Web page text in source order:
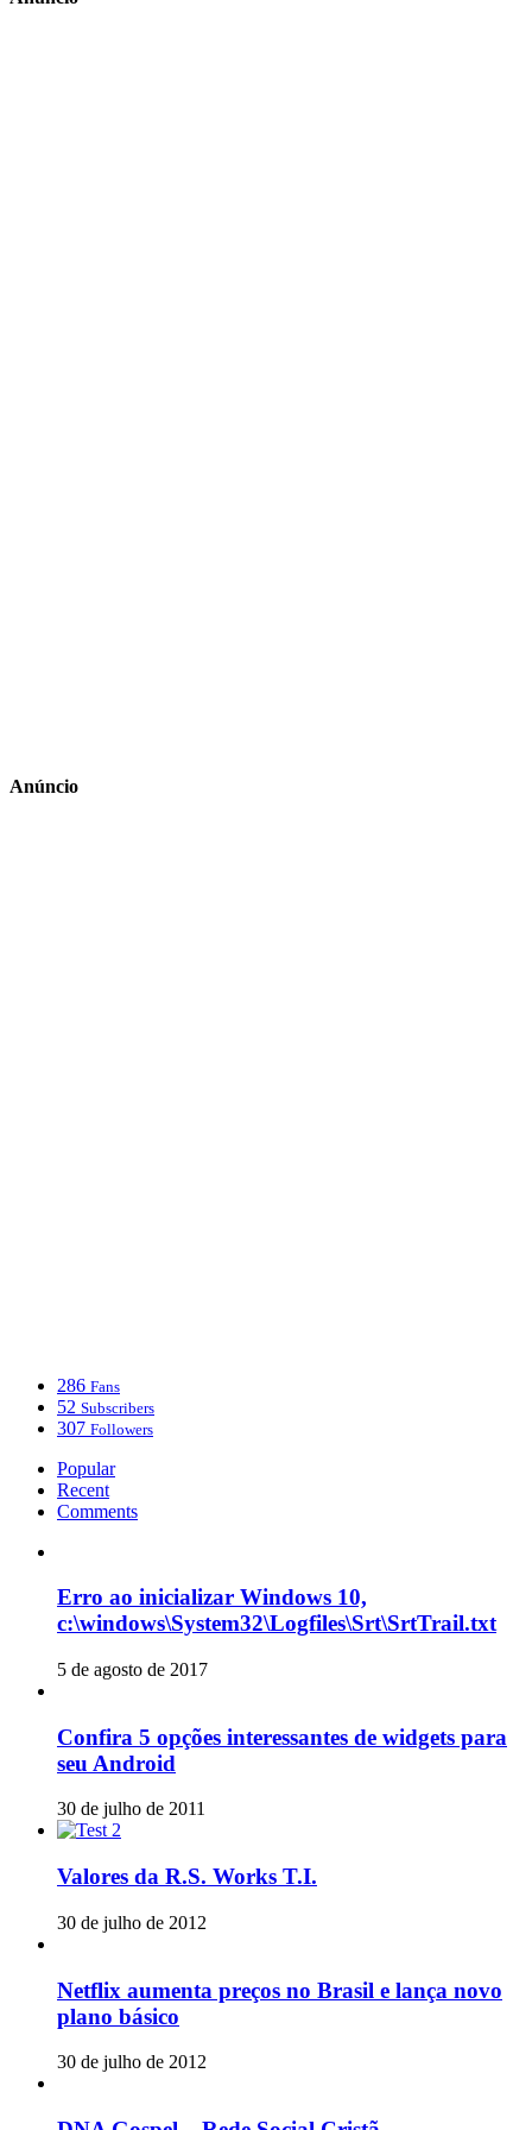
Anúncio
286 Fans
52 Subscribers
307 Followers
Popular
Recent
Comments
Erro ao inicializar Windows 10,
c:\windows\System32\Logfiles\Srt\SrtTrail.txt
5 de agosto de 2017
Confira 5 opções interessantes de widgets para
seu Android
30 de julho de 2011
Valores da R.S. Works T.I.
30 de julho de 2012
Netflix aumenta preços no Brasil e lança novo
plano básico
30 de julho de 2012